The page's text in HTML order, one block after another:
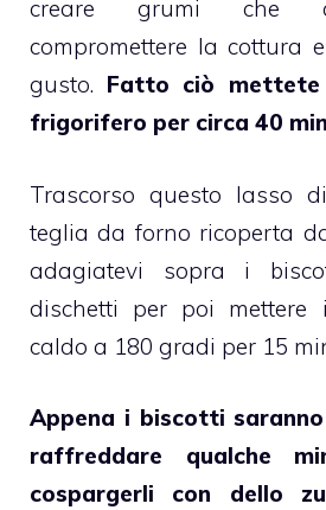
creare grumi che
compromettere la cottura
gusto. Fatto ciò
frigorifero per circa 40
Trascorso questo lasso
teglia da forno ricoperta
adagiatevi sopra i
dischetti per poi
caldo a 180 gradi per 15
Appena i biscotti
raffreddare qualche
cospargerli con dello